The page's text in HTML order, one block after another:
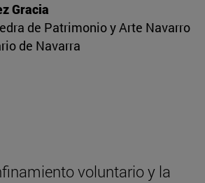
Gracia
de Patrimonio y Arte Navarro
de Navarra
voluntario y la